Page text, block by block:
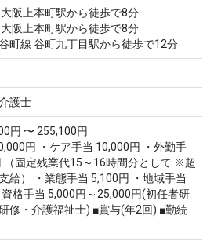
阪上本町駅から徒歩で8分
阪上本町駅から徒歩で8分
町線 谷町九丁目駅から徒歩で12分
護士
円 〜 255,100円
円 ・ケア手当 10,000円 ・外勤手
（固定残業代15～16時間分として ※超
給） ・業態手当 5,100円 ・地域手当
格手当 5,000円～25,000円(初任者研
修・介護福祉士) ■賞与(年2回) ■勤続